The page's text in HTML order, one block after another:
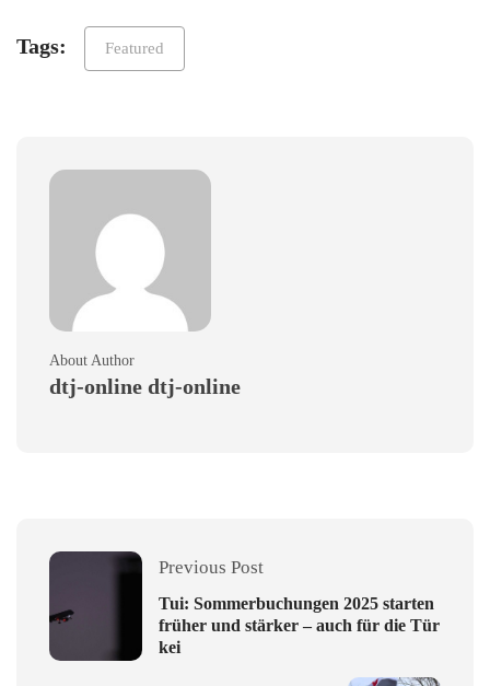
Tags: Featured
About Author
dtj-online dtj-online
Previous Post
Tui: Sommerbuchungen 2025 starten
früher und stärker – auch für die Tür
kei